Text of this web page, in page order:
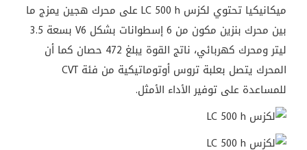
ميكانيكيا تحتوي لكزس LC 500 h على محرك هجين يمزج ما
بين محرك بنزين مكون من 6 إسطوانات بشكل V6 بسعة 3.5
ليتر ومحرك كهربائي، ناتج القوة يبلغ 472 حصان كما أن
المحرك يتصل بعلبة تروس أوتوماتيكية من فئة CVT
للمساعدة على توفير الأداء الأمثل.